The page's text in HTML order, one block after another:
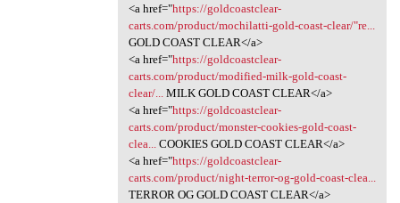
<a href="https://goldcoastclear-
carts.com/product/mochilatti-gold-coast-clear/"re...
GOLD COAST CLEAR</a>
<a href="https://goldcoastclear-
carts.com/product/modified-milk-gold-coast-
clear/...
MILK GOLD COAST CLEAR</a>
<a href="https://goldcoastclear-
carts.com/product/monster-cookies-gold-coast-
clea...
COOKIES GOLD COAST CLEAR</a>
<a href="https://goldcoastclear-
carts.com/product/night-terror-og-gold-coast-clea...
TERROR OG GOLD COAST CLEAR</a>